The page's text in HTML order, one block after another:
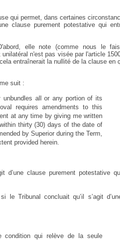
qui permet, dans certaines
clause purement potestative qui
elle note (comme nous le
n'est pas visée par l'article
entraînerait la nullité de la clause en
suit :
all or any portion of its
requires amendments to this
at any time by giving me written
thirty (30) days of the date of
by Superior during the Term,
provided herein.
d’une clause purement potestative
le Tribunal concluait qu’il s’agit
condition qui relève de la seule